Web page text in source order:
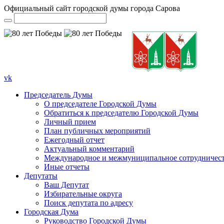
Официальный сайт городской думы города Сарова
vk
Председатель Думы
О председателе Городской Думы
Обратиться к председателю Городской Думы
Личный прием
План публичных мероприятий
Ежегодный отчет
Актуальный комментарий
Международное и межмуниципальное
Иные отчеты
Депутаты
Ваш Депутат
Избирательные округа
Поиск депутата по адресу
Городская Дума
Руководство Городской Думы